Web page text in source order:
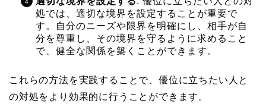
処では、適切な境界を設定することが重要で
す。自分のニーズや限界を明確にし、相手が自
分を尊重し、その境界を守るように求めること
で、健全な関係を築くことができます。
これらの方法を実践することで、優位に立ちたい人と
の対処をより効果的に行うことができます。